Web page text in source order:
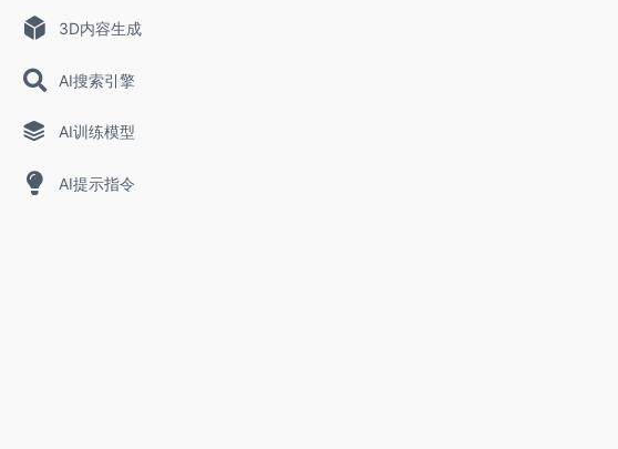
3D内容生成
AI搜索引擎
AI训练模型
AI提示指令